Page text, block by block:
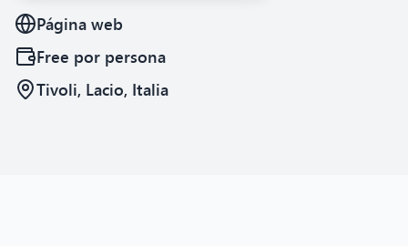
Página web
Free por persona
Tivoli, Lacio, Italia